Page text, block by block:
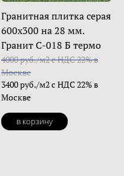
Гранитная плитка серая
600х300 на 28 мм.
Гранит С-018 Б термо
4000 руб./м2 с НДС 22% в
Москве
3400 руб./м2 с НДС 22% в
Москве
в корзину